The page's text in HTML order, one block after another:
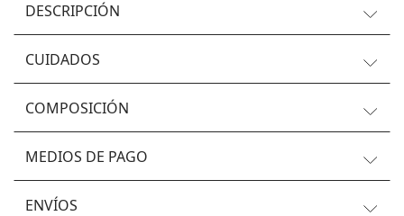
DESCRIPCIÓN
CUIDADOS
COMPOSICIÓN
MEDIOS DE PAGO
ENVÍOS